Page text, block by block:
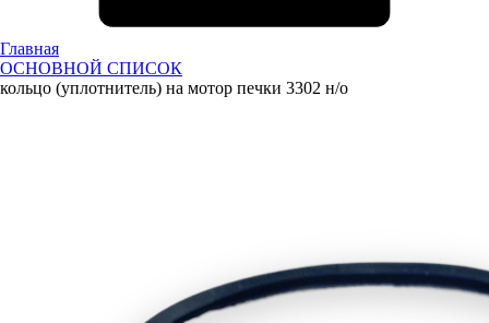
Главная
ОСНОВНОЙ СПИСОК
кольцо (уплотнитель) на мотор печки 3302 н/о